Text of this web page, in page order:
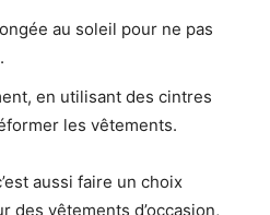
au soleil pour ne pas
en utilisant des cintres
les vêtements.
aussi faire un choix
des vêtements d’occasion,